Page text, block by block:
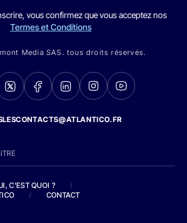
vous confirmez que vous acceptez nos
Termes et Conditions
Media SAS. tous droits réservés.
C'EST QUOI ?
/
/ CONTACT